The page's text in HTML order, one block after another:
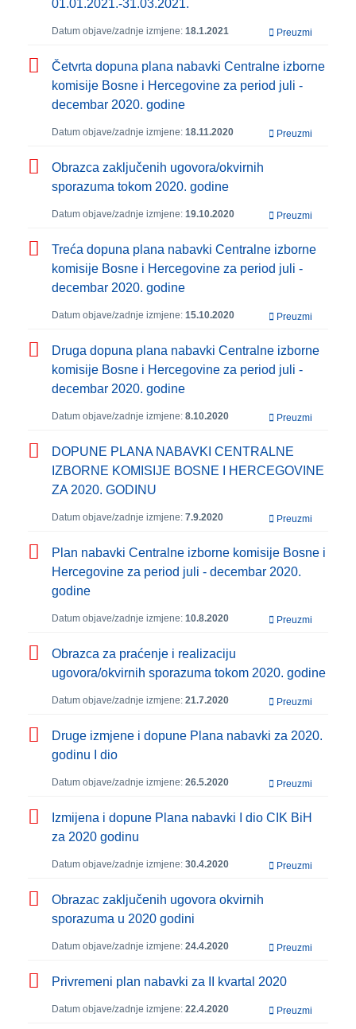
01.01.2021.-31.03.2021.
Datum objave/zadnje izmjene: 18.1.2021 Preuzmi
Četvrta dopuna plana nabavki Centralne izborne
komisije Bosne i Hercegovine za period juli -
decembar 2020. godine
Datum objave/zadnje izmjene: 18.11.2020 Preuzmi
Obrazca zaključenih ugovora/okvirnih
sporazuma tokom 2020. godine
Datum objave/zadnje izmjene: 19.10.2020 Preuzmi
Treća dopuna plana nabavki Centralne izborne
komisije Bosne i Hercegovine za period juli -
decembar 2020. godine
Datum objave/zadnje izmjene: 15.10.2020 Preuzmi
Druga dopuna plana nabavki Centralne izborne
komisije Bosne i Hercegovine za period juli -
decembar 2020. godine
Datum objave/zadnje izmjene: 8.10.2020 Preuzmi
DOPUNE PLANA NABAVKI CENTRALNE
IZBORNE KOMISIJE BOSNE I HERCEGOVINE
ZA 2020. GODINU
Datum objave/zadnje izmjene: 7.9.2020 Preuzmi
Plan nabavki Centralne izborne komisije Bosne i
Hercegovine za period juli - decembar 2020.
godine
Datum objave/zadnje izmjene: 10.8.2020 Preuzmi
Obrazca za praćenje i realizaciju
ugovora/okvirnih sporazuma tokom 2020. godine
Datum objave/zadnje izmjene: 21.7.2020 Preuzmi
Druge izmjene i dopune Plana nabavki za 2020.
godinu I dio
Datum objave/zadnje izmjene: 26.5.2020 Preuzmi
Izmijena i dopune Plana nabavki I dio CIK BiH
za 2020 godinu
Datum objave/zadnje izmjene: 30.4.2020 Preuzmi
Obrazac zaključenih ugovora okvirnih
sporazuma u 2020 godini
Datum objave/zadnje izmjene: 24.4.2020 Preuzmi
Privremeni plan nabavki za II kvartal 2020
Datum objave/zadnje izmjene: 22.4.2020 Preuzmi